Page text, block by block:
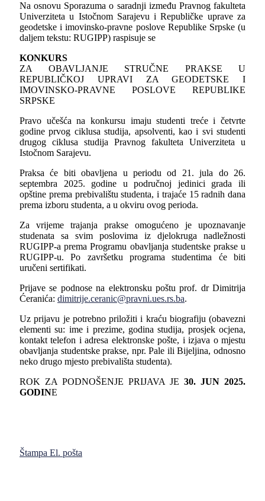
Na osnovu Sporazuma o saradnji između Pravnog fakulteta
Univerziteta u Istočnom Sarajevu i Republičke uprave za
geodetske i imovinsko-pravne poslove Republike Srpske (u
daljem tekstu: RUGIPP) raspisuje se
KONKURS
ZA OBAVLJANJE STRUČNE PRAKSE U
REPUBLIČKOJ UPRAVI ZA GEODETSKE I
IMOVINSKO-PRAVNE POSLOVE REPUBLIKE
SRPSKE
Pravo učešća na konkursu imaju studenti treće i četvrte
godine prvog ciklusa studija, apsolventi, kao i svi studenti
drugog ciklusa studija Pravnog fakulteta Univerziteta u
Istočnom Sarajevu.
Praksa će biti obavljena u periodu od 21. jula do 26.
septembra 2025. godine u područnoj jedinici grada ili
opštine prema prebivalištu studenta, i trajaće 15 radnih dana
prema izboru studenta, a u okviru ovog perioda.
Za vrijeme trajanja prakse omogućeno je upoznavanje
studenata sa svim poslovima iz djelokruga nadležnosti
RUGIPP-a prema Programu obavljanja studentske prakse u
RUGIPP-u. Po završetku programa studentima će biti
uručeni sertifikati.
Prijave se podnose na elektronsku poštu prof. dr Dimitrija
Ćeranića: dimitrije.ceranic@pravni.ues.rs.ba.
Uz prijavu je potrebno priložiti i kraću biografiju (obavezni
elementi su: ime i prezime, godina studija, prosjek ocjena,
kontakt telefon i adresa elektronske pošte, i izjava o mjestu
obavljanja studentske prakse, npr. Pale ili Bijeljina, odnosno
neko drugo mjesto prebivališta studenta).
ROK ZA PODNOŠENJE PRIJAVA JE 30. JUN 2025.
GODINE
Štampa El. pošta